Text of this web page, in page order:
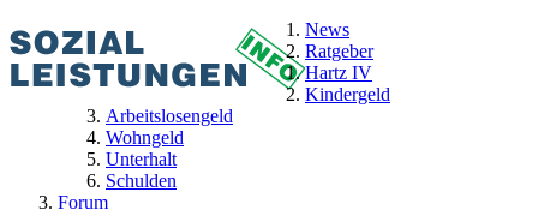
News
Ratgeber
Hartz IV
Kindergeld
Arbeitslosengeld
Wohngeld
Unterhalt
Schulden
Forum